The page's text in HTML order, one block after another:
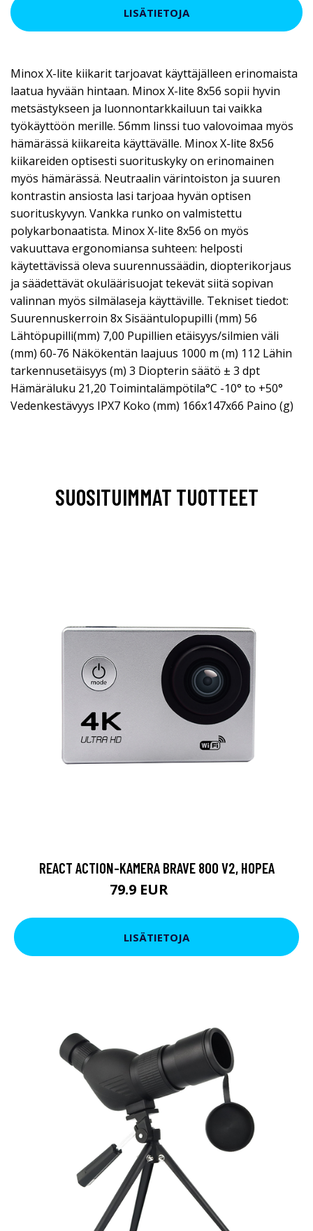
LISÄTIETOJA
Minox X-lite kiikarit tarjoavat käyttäjälleen erinomaista
laatua hyvään hintaan. Minox X-lite 8x56 sopii hyvin
metsästykseen ja luonnontarkkailuun tai vaikka
työkäyttöön merille. 56mm linssi tuo valovoimaa myös
hämärässä kiikareita käyttävälle. Minox X-lite 8x56
kiikareiden optisesti suorituskyky on erinomainen
myös hämärässä. Neutraalin värintoiston ja suuren
kontrastin ansiosta lasi tarjoaa hyvän optisen
suorituskyvyn. Vankka runko on valmistettu
polykarbonaatista. Minox X-lite 8x56 on myös
vakuuttava ergonomiansa suhteen: helposti
käytettävissä oleva suurennussäädin, diopterikorjaus
ja säädettävät okuläärisuojat tekevät siitä sopivan
valinnan myös silmälaseja käyttäville. Tekniset tiedot:
Suurennuskerroin 8x Sisääntulopupilli (mm) 56
Lähtöpupilli(mm) 7,00 Pupillien etäisyys/silmien väli
(mm) 60-76 Näkökentän laajuus 1000 m (m) 112 Lähin
tarkennusetäisyys (m) 3 Diopterin säätö ± 3 dpt
Hämäräluku 21,20 Toimintalämpötila°C -10° to +50°
Vedenkestävyys IPX7 Koko (mm) 166x147x66 Paino (g)
SUOSITUIMMAT TUOTTEET
REACT ACTION-KAMERA BRAVE 800 V2, HOPEA
79.9 EUR
LISÄTIETOJA